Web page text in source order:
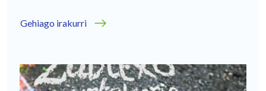
Gehiago irakurri